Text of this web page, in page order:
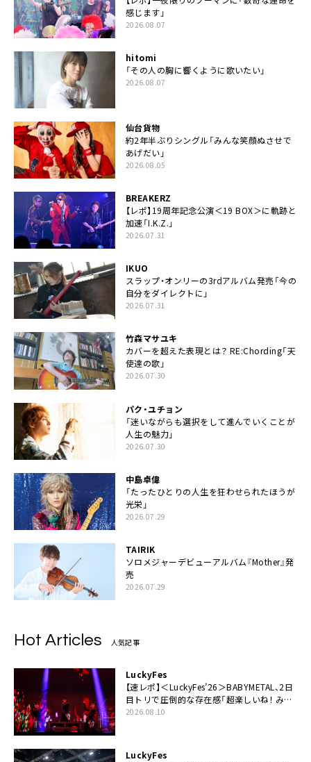
感じます」
2026.08.07
hitomi
「その人の胸に響くように歌いたい」
2026.08.07
仙台貨物
約2年半ぶりシングル「みんな笑顔ぬさせで
あげだい」
2026.08.05
BREAKERZ
【レポ】19周年記念公演＜19 BOX＞に軌跡と
加速「I.K.Z.」
2026.07.31
IKUO
スラップ・オンリーの3rdアルバム発売「今の
自分をダイレクトに」
2026.07.31
竹森マサユキ
カバーを超えた表現とは？ RE:Chording「天
使達の歌」
2026.07.30
パク・ユチョン
「迷いながらも選択をして進んでいくことが
人生の魅力」
2026.07.30
中島卓偉
「たったひとりの人生を狂わせられたほうが
光栄」
2026.07.29
TAIRIK
ソロメジャーデビューアルバム『Mother』発
売
2026.07.29
Hot Articles 人気記事
LuckyFes
【速レポ】＜LuckyFes’26＞BABYMETAL、2日
目トリで圧倒的な存在感「超楽しいね！ みん
なありがとう！」
2026.08.10
LuckyFes